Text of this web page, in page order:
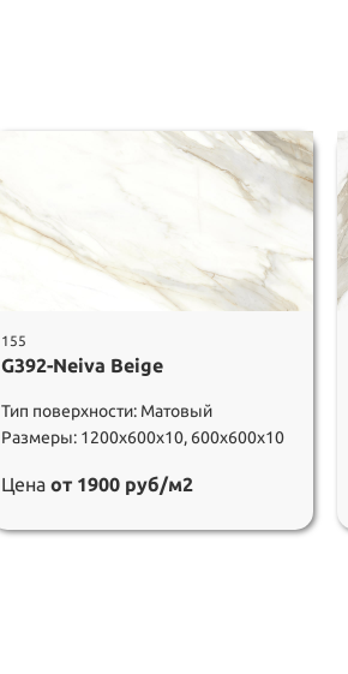
155
G392-Neiva Beige
Тип поверхности: Матовый
Размеры: 1200х600х10, 600х600х10
Цена от 1900 руб/м2